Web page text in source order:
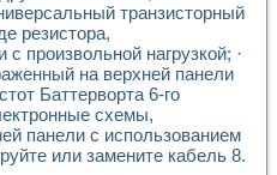
по основам теории коммутации
NI LabVIEW для создания
для исследования течения в
работы «Изучение магнитных
основ интерфейсов обмена по
изучение адиабатического
электрических переходных
транзисторный
резистора,
с произвольной нагрузкой; ·
на верхней панели
Баттерворта 6-го
схемы,
панели с использованием
или замените кабель 8.